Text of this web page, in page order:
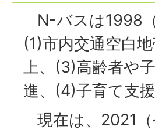
N-バスは1998
(1)市内交通空白
上、(3)高齢者や
進、(4)子育て支
現在は、2021